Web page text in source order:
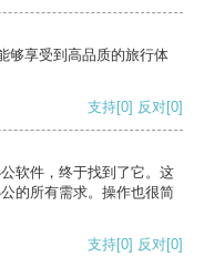
够享受到高品质的旅行体
支持[0] 反对[0]
软件，终于找到了它。这
的所有需求。操作也很简
支持[0] 反对[0]